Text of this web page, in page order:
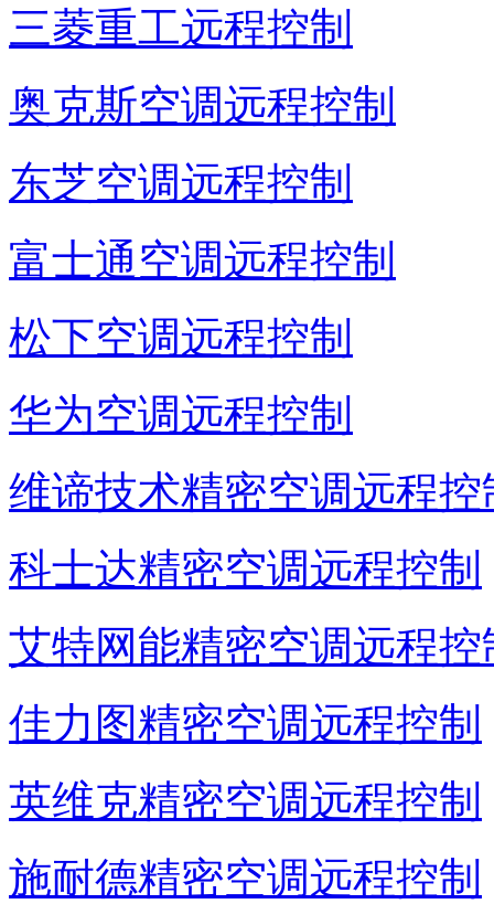
三菱重工远程控制
奥克斯空调远程控制
东芝空调远程控制
富士通空调远程控制
松下空调远程控制
华为空调远程控制
维谛技术精密空调远程控
科士达精密空调远程控制
艾特网能精密空调远程控
佳力图精密空调远程控制
英维克精密空调远程控制
施耐德精密空调远程控制